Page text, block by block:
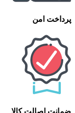
پرداخت امن
ضمانت اصالت کالا